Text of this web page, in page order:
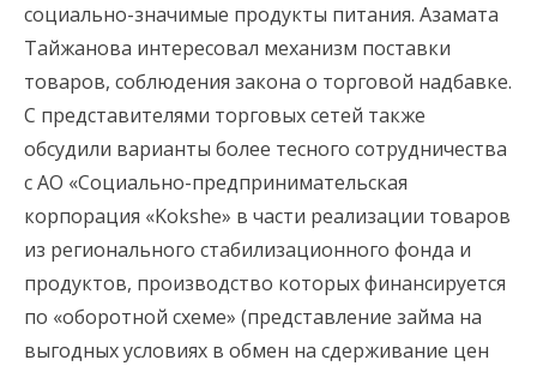
социально-значимые продукты питания. Азамата
Тайжанова интересовал механизм поставки
товаров, соблюдения закона о торговой надбавке.
С представителями торговых сетей также
обсудили варианты более тесного сотрудничества
с АО «Социально-предпринимательская
корпорация «Kokshe» в части реализации товаров
из регионального стабилизационного фонда и
продуктов, производство которых финансируется
по «оборотной схеме» (представление займа на
выгодных условиях в обмен на сдерживание цен